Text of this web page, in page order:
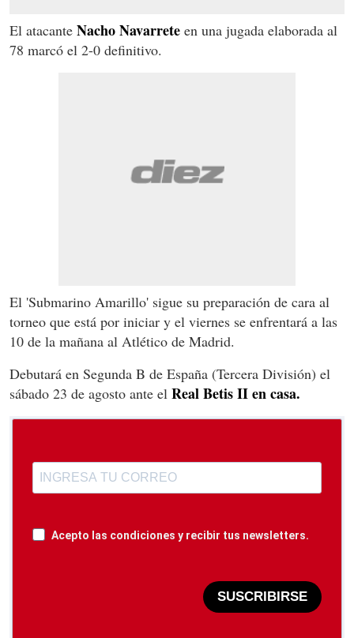
El atacante Nacho Navarrete en una jugada elaborada al
78 marcó el 2-0 definitivo.
El 'Submarino Amarillo' sigue su preparación de cara al
torneo que está por iniciar y el viernes se enfrentará a las
10 de la mañana al Atlético de Madrid.
Debutará en Segunda B de España (Tercera División) el
sábado 23 de agosto ante el Real Betis II en casa.
Acepto las condiciones y recibir tus newsletters.
SUSCRIBIRSE